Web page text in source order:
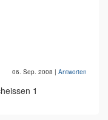
06. Sep. 2008 | Antworten
1